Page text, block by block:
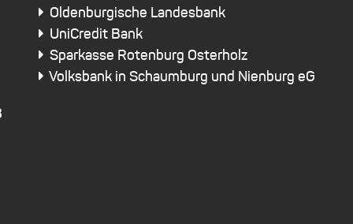
Oldenburgische Landesbank
UniCredit Bank
Sparkasse Rotenburg Osterholz
Volksbank in Schaumburg und Nienburg eG